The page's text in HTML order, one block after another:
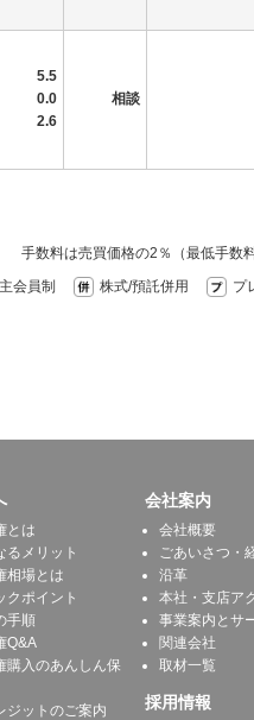
5.5
0.0
2.6
相談
手数料は売買価格の2％（最低手数
会員制 株式/預託併用 プ
とは
るメリット
相場とは
クポイント
手順
Q&A
購入のあんしん保
ジットのご案内
会社案内
会社概要
ごあいさつ・
沿革
本社・支店ア
事業案内とサ
関連会社
取材一覧
採用情報